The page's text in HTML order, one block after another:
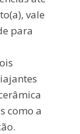
vale
para
como a